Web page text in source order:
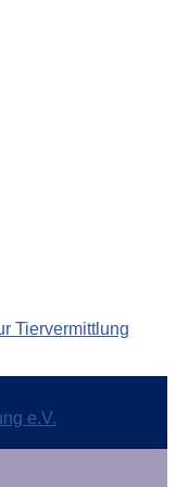
Tiervermittlung
und